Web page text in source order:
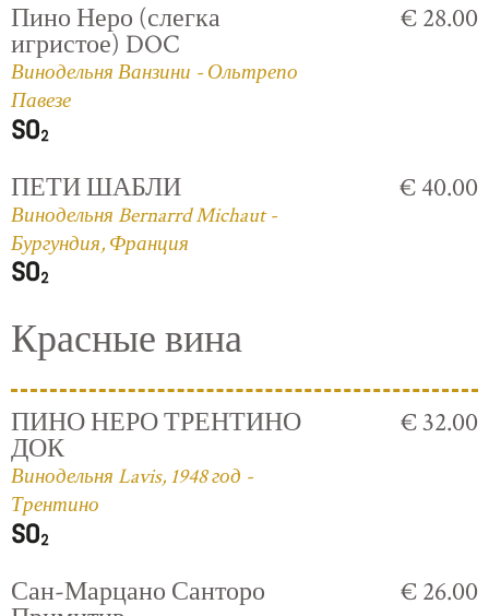
Пино Неро (слегка
игристое) DOC
Винодельня Ванзини - Ольтрепо
Павезе
€ 28.00
ПЕТИ ШАБЛИ
Винодельня Bernarrd Michaut -
Бургундия, Франция
€ 40.00
Красные вина
ПИНО НЕРО ТРЕНТИНО
ДОК
Винодельня Lavis, 1948 год -
Трентино
€ 32.00
Сан-Марцано Санторо € 26.00